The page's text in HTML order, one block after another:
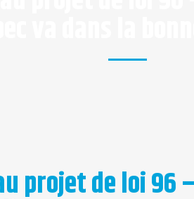
projet de loi